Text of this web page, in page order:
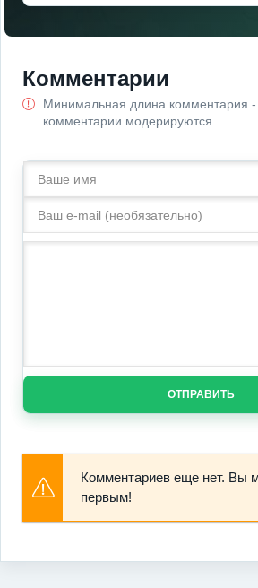
Комментарии
Минимальная длина комментария -
комментарии модерируются
ОТПРАВИТЬ
Комментариев еще нет. Вы
первым!